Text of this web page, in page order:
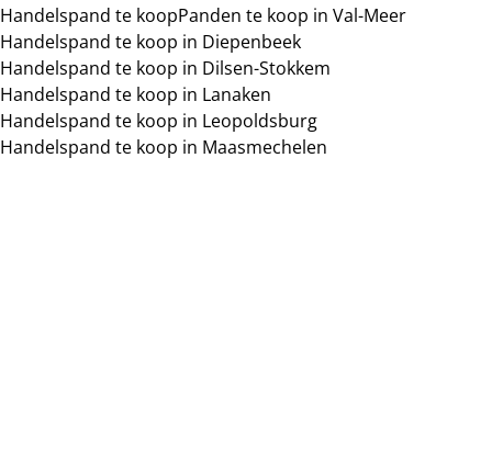
Min. budget
Max. budget
Handelspand te koopPanden te koop in Val-Meer
Handelspand te koop in Diepenbeek
Handelspand te koop in Dilsen-Stokkem
Handelspand te koop in Lanaken
Handelspand te koop in Leopoldsburg
Handelspand te koop in Maasmechelen